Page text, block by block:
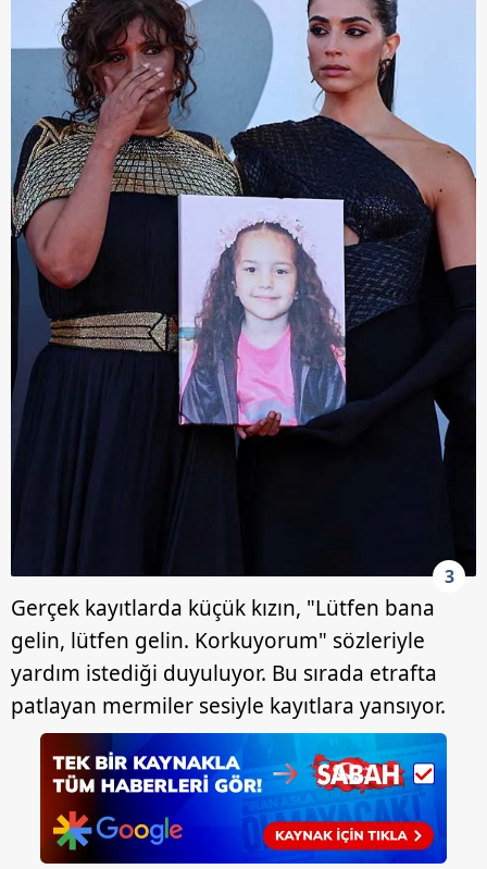
3
Gerçek kayıtlarda küçük kızın, "Lütfen bana
gelin, lütfen gelin. Korkuyorum" sözleriyle
yardım istediği duyuluyor. Bu sırada etrafta
patlayan mermiler sesiyle kayıtlara yansıyor.